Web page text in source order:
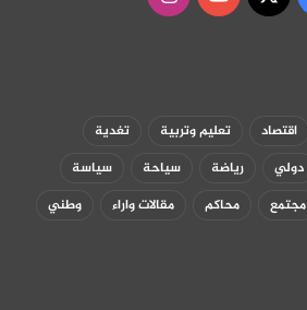
اقتصاد تعليم وتربية
تغدية
دولي رياضة سياحة
سياسة
مجتمع محاكم مقالات واراء وطني